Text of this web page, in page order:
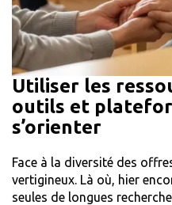
Utiliser les
outils et
s’orienter
Face à la diversité des
vertigineux. Là où, hier
seules de longues